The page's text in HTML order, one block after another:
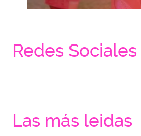
Redes Sociales
Las más leidas